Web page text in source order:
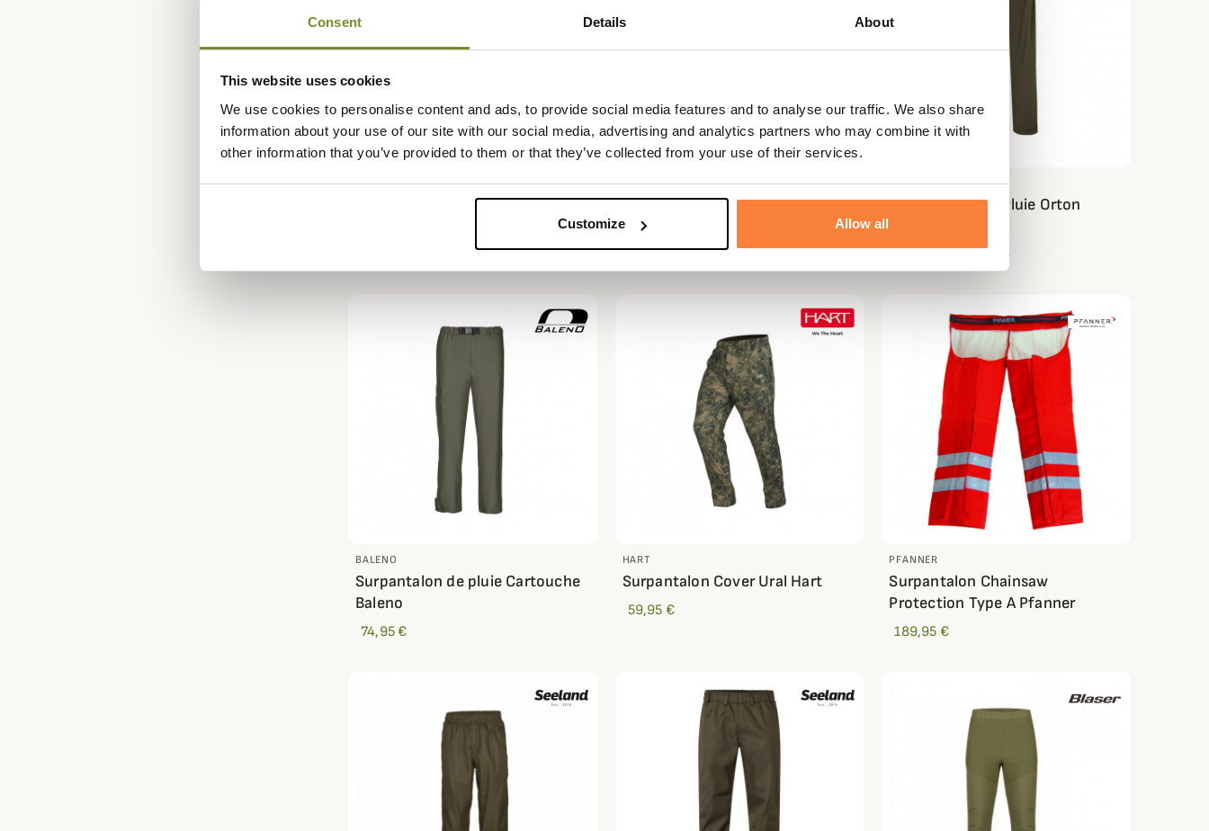
Consent Details About
This website uses cookies
We use cookies to personalise content and ads, to provide social media features and to analyse our traffic. We also share
information about your use of our site with our social media, advertising and analytics partners who may combine it with
other information that you’ve provided to them or that they’ve collected from your use of their services.
Customize Allow all
HÄRKILA
Surpantalon Deer Stalker Härkila
DEERHUNTER
Surpantalon de Pluie Survivor
Deerhunter
23,97 € 39,95 €
HÄRKILA
Surpantalon de Pluie Orton
219,95 €
BALENO
Surpantalon de pluie Cartouche
Baleno
74,95 €
HART
Surpantalon Cover Ural Hart
59,95 €
PFANNER
Surpantalon Chainsaw
Protection Type A Pfanner
189,95 €